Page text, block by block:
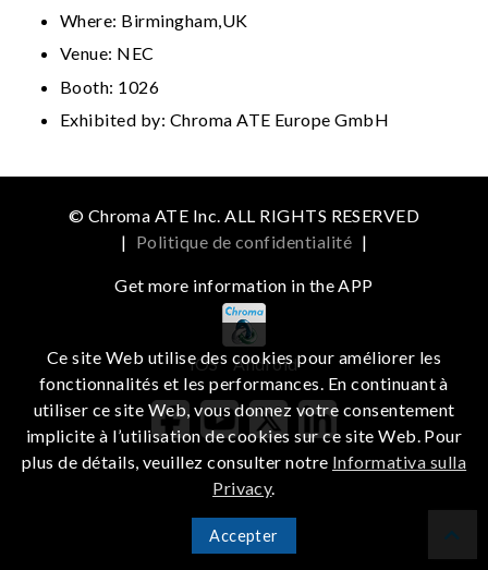
Where: Birmingham,UK
Venue: NEC
Booth: 1026
Exhibited by: Chroma ATE Europe GmbH
© Chroma ATE Inc. ALL RIGHTS RESERVED
| Politique de confidentialité |
Get more information in the APP
iOS Android
Ce site Web utilise des cookies pour améliorer les
fonctionnalités et les performances. En continuant à
utiliser ce site Web, vous donnez votre consentement
implicite à l’utilisation de cookies sur ce site Web. Pour
plus de détails, veuillez consulter notre Informativa sulla
Privacy.
Accepter